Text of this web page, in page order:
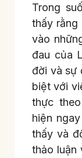
Trong
thấy rằng
vào
đau của
đời và sự
biệt với
thực
hiện
thấy và
thảo luận